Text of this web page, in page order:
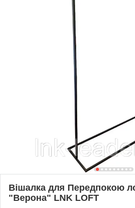
Вішалка для Передпокою
"Верона" LNK LOFT